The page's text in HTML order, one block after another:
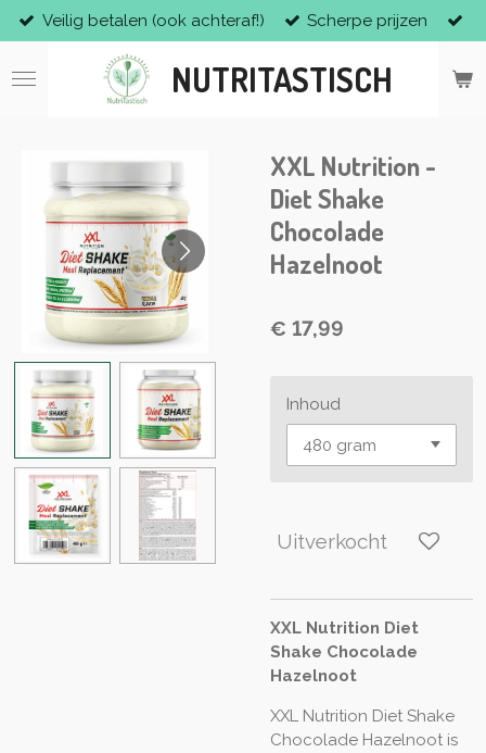
Ga
direct
naar
NUTRITASTISCH
Veilig betalen (ook achteraf!) Scherpe prijzen
XXL Nutrition -
Diet Shake
Chocolade
Hazelnoot
€ 17,99
Inhoud
Uitverkocht
XXL Nutrition Diet
Shake Chocolade
Hazelnoot
XXL Nutrition Diet Shake
Chocolade Hazelnoot is